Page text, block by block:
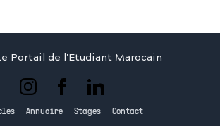
Portail de l'Etudiant Marocain
Annuaire Stages Contact